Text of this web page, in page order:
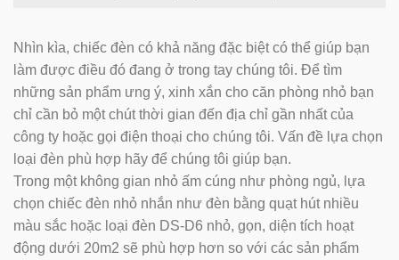
Nhìn kìa, chiếc đèn có khả năng đặc biệt có thể giúp bạn
làm được điều đó đang ở trong tay chúng tôi. Để tìm
những sản phẩm ưng ý, xinh xắn cho căn phòng nhỏ bạn
chỉ cần bỏ một chút thời gian đến địa chỉ gần nhất của
công ty hoặc gọi điện thoại cho chúng tôi. Vấn đề lựa chọn
loại đèn phù hợp hãy để chúng tôi giúp bạn.
Trong một không gian nhỏ ấm cúng như phòng ngủ, lựa
chọn chiếc đèn nhỏ nhắn như đèn bằng quạt hút nhiều
màu sắc hoặc loại đèn DS-D6 nhỏ, gọn, diện tích hoạt
động dưới 20m2 sẽ phù hợp hơn so với các sản phẩm